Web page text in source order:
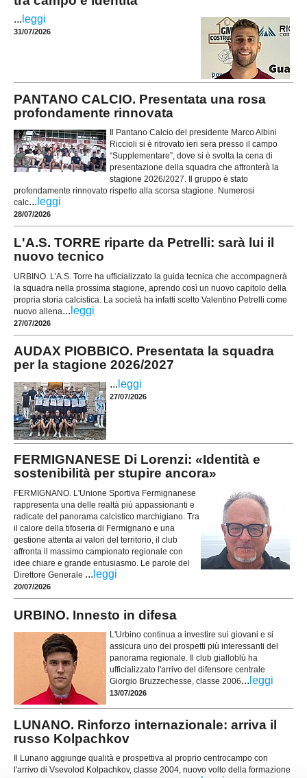
... leggi
31/07/2026
PANTANO CALCIO. Presentata una rosa
profondamente rinnovata
Il Pantano Calcio del presidente Marco Albini
Riccioli si è ritrovato ieri sera presso il campo
“Supplementare”, dove si è svolta la cena di
presentazione della squadra che affronterà la
stagione 2026/2027. Il gruppo è stato
profondamente rinnovato rispetto alla scorsa stagione. Numerosi
calc... leggi
28/07/2026
L'A.S. TORRE riparte da Petrelli: sarà lui il
nuovo tecnico
URBINO. L'A.S. Torre ha ufficializzato la guida tecnica che accompagnerà
la squadra nella prossima stagione, aprendo così un nuovo capitolo della
propria storia calcistica. La società ha infatti scelto Valentino Petrelli come
nuovo allena... leggi
27/07/2026
AUDAX PIOBBICO. Presentata la squadra
per la stagione 2026/2027
... leggi
27/07/2026
FERMIGNANESE Di Lorenzi: «Identità e
sostenibilità per stupire ancora»
FERMIGNANO. L'Unione Sportiva Fermignanese
rappresenta una delle realtà più appassionanti e
radicate del panorama calcistico marchigiano. Tra
il calore della tifoseria di Fermignano e una
gestione attenta ai valori del territorio, il club
affronta il massimo campionato regionale con
idee chiare e grande entusiasmo. Le parole del
Direttore Generale ... leggi
20/07/2026
URBINO. Innesto in difesa
L'Urbino continua a investire sui giovani e si
assicura uno dei prospetti più interessanti del
panorama regionale. Il club gialloblù ha
ufficializzato l'arrivo del difensore centrale
Giorgio Bruzzechesse, classe 2006... leggi
13/07/2026
LUNANO. Rinforzo internazionale: arriva il
russo Kolpachkov
Il Lunano aggiunge qualità e prospettiva al proprio centrocampo con
l'arrivo di Vsevolod Kolpachkov, classe 2004, nuovo volto della formazione